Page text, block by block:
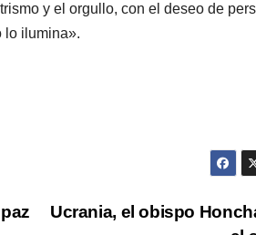
y el orgullo, con el deseo de
lo ilumina».
Ucrania, el obispo